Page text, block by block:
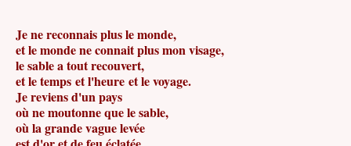
Je ne reconnais plus le monde,
et le monde ne connait plus mon visage,
le sable a tout recouvert,
et le temps et l'heure et le voyage.
Je reviens d'un pays
où ne moutonne que le sable,
où la grande vague levée